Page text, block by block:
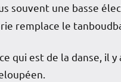
souvent une basse
remplace le
qui est de la danse, il